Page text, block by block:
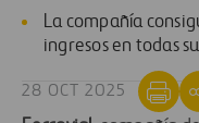
La compañía
ingresos en todas
28 OCT 2025